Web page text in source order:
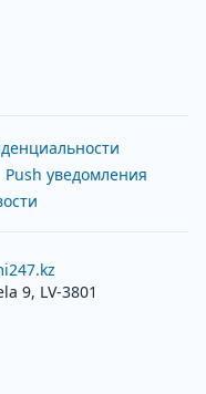
Push уведомления
9, LV-3801